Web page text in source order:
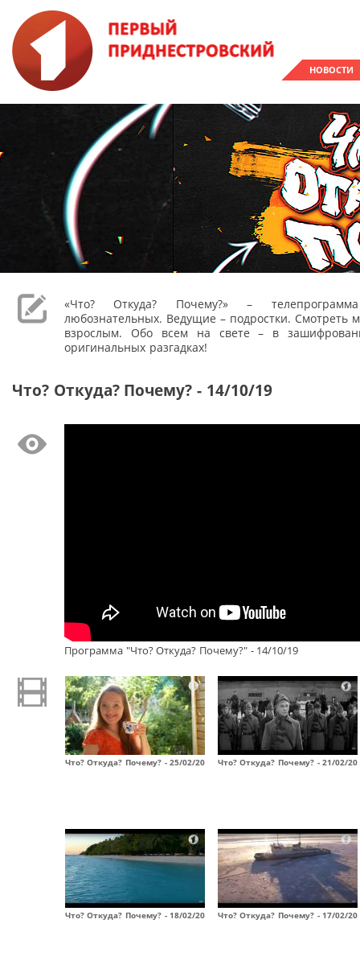
НОВОСТИ
«Что? Откуда? Почему?» –
любознательных. Ведущие – подростки. Смотреть
взрослым. Обо всем на свете – в
оригинальных разгадках!
Что? Откуда? Почему? - 14/10/19
Программа "Что? Откуда? Почему?" - 14/10/19
Что? Откуда? Почему? - 25/02/20 Что? Откуда? Почему? - 21/02/20
Что? Откуда? Почему? - 18/02/20 Что? Откуда? Почему? - 17/02/20